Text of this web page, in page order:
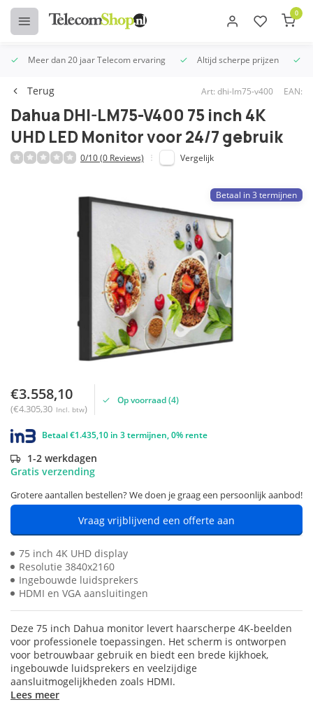
0
Meer dan 20 jaar Telecom ervaring Altijd scherpe prijzen
Terug Art: dhi-lm75-v400 EAN:
Dahua DHI-LM75-V400 75 inch 4K
UHD LED Monitor voor 24/7 gebruik
0/10 (0 Reviews) Vergelijk
Betaal in 3 termijnen
€3.558,10
(€4.305,30 Incl. btw)
Op voorraad (4)
Betaal €1.435,10 in 3 termijnen, 0% rente
1-2 werkdagen
Gratis verzending
Grotere aantallen bestellen? We doen je graag een persoonlijk aanbod!
Vraag vrijblijvend een offerte aan
75 inch 4K UHD display
Resolutie 3840x2160
Ingebouwde luidsprekers
HDMI en VGA aansluitingen
Deze 75 inch Dahua monitor levert haarscherpe 4K-beelden
voor professionele toepassingen. Het scherm is ontworpen
voor betrouwbaar gebruik en biedt een brede kijkhoek,
ingebouwde luidsprekers en veelzijdige
aansluitmogelijkheden zoals HDMI.
Lees meer